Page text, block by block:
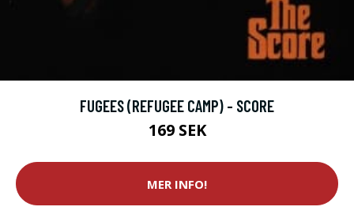
FUGEES (REFUGEE CAMP) - SCORE
169 SEK
MER INFO!